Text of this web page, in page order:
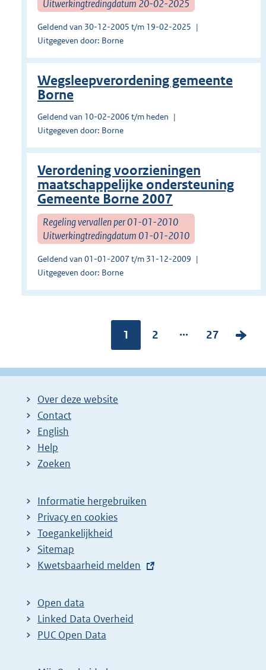
Uitwerkingtredingdatum 20-02-2025
Geldend van 30-12-2005 t/m 19-02-2025
Uitgegeven door: Borne
Wegsleepverordening gemeente
Borne
Geldend van 10-02-2006 t/m heden
Uitgegeven door: Borne
Verordening voorzieningen
maatschappelijke ondersteuning
Gemeente Borne 2007
Regeling vervallen per 01-01-2010
Uitwerkingtredingdatum 01-01-2010
Geldend van 01-01-2007 t/m 31-12-2009
Uitgegeven door: Borne
Pagina:
1
P
g
2 ...
P
g
27
V
l
Over deze website
Contact
English
Help
Zoeken
Informatie hergebruiken
Privacy en cookies
Toegankelijkheid
Sitemap
E
t
e
r
Kwetsbaarheid melden
Open data
Linked Data Overheid
PUC Open Data